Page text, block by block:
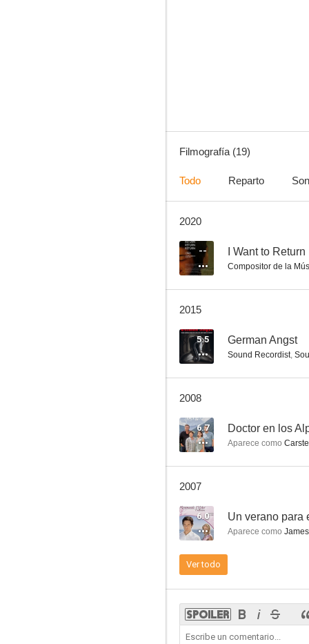
--
Filmografía (19)
Todo Reparto
2020
-- I Want to
Compositor de la
2015
5.5 German Angst
Sound Recordist,
2008
6.7 Doctor en los
Aparece como
2007
6.0 Un verano para
Aparece como James
Ver todo